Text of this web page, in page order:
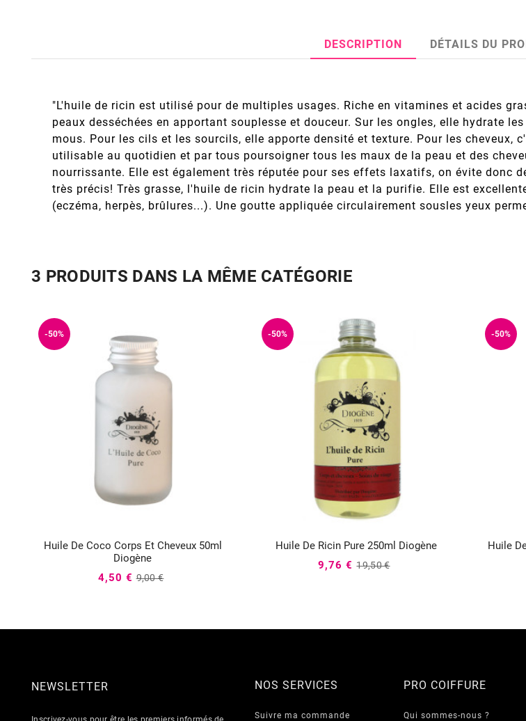
DESCRIPTION DÉTAILS DU
"L'huile de ricin est utilisé pour de multiples usages. Riche en vitamines et acides
peaux desséchées en apportant souplesse et douceur. Sur les ongles, elle hydrate
mous. Pour les cils et les sourcils, elle apporte densité et texture. Pour les
utilisable au quotidien et par tous poursoigner tous les maux de la peau et des
nourrissante. Elle est également très réputée pour ses effets laxatifs, on évite donc
très précis! Très grasse, l'huile de ricin hydrate la peau et la purifie. Elle est
(eczéma, herpès, brûlures...). Une goutte appliquée circulairement sousles yeux
3 PRODUITS DANS LA MÊME CATÉGORIE
-50%
Huile De Coco Corps Et Cheveux 50ml
Diogène

4,50 € 9,00 €
-50%
Huile De Ricin Pure 250ml Diogène
9,76 € 19,50 €
-50%
Huile
NEWSLETTER NOS SERVICES
Suivre ma commande
PRO COIFFURE
Qui sommes-nous ?